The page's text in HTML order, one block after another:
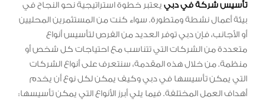
تأسيس شركة في دبي يعتبر خطوة استراتيجية نحو النجاح في
بيئة أعمال نشطة ومتطورة. سواء كنت من المستثمرين المحليين
أو الأجانب، فإن دبي توفر العديد من الفرص لتأسيس أنواع
متعددة من الشركات التي تتناسب مع احتياجات كل شخص أو
منظمة. من خلال هذه المقدمة، سنتعرف على أنواع الشركات
التي يمكن تأسيسها في دبي وكيف يمكن لكل نوع أن يخدم
أهداف العمل المختلفة. فيما يلي أبرز الأنواع التي يمكن تأسيسها: